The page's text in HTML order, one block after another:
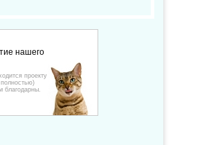
нашего
проекту
благодарны.